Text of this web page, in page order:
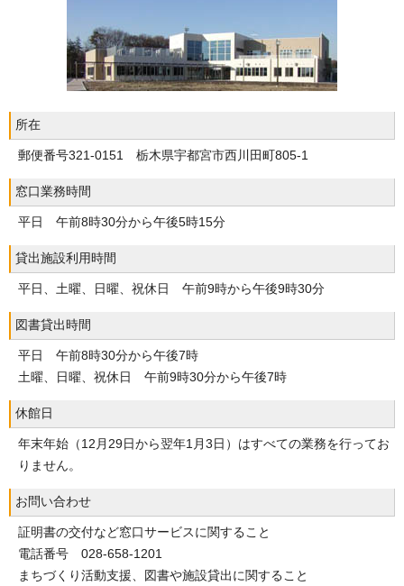
所在
郵便番号321-0151 栃木県宇都宮市西川田町805-1
窓口業務時間
平日 午前8時30分から午後5時15分
貸出施設利用時間
平日、土曜、日曜、祝休日 午前9時から午後9時30分
図書貸出時間
平日 午前8時30分から午後7時
土曜、日曜、祝休日 午前9時30分から午後7時
休館日
年末年始（12月29日から翌年1月3日）はすべての業務を行ってお
りません。
お問い合わせ
証明書の交付など窓口サービスに関すること
電話番号 028-658-1201
まちづくり活動支援、図書や施設貸出に関すること